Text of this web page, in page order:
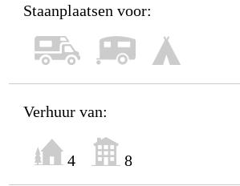
Staanplaatsen voor:
Verhuur van:
4 8